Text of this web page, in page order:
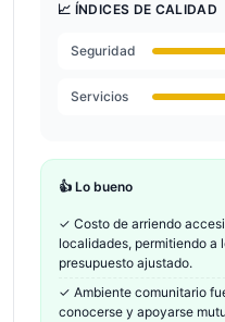
📈 ÍNDICES DE CALIDAD
Seguridad
Servicios
👍 Lo bueno
✓ Costo de arriendo
localidades, permitiendo a
presupuesto ajustado.
✓ Ambiente comunitario
conocerse y apoyarse